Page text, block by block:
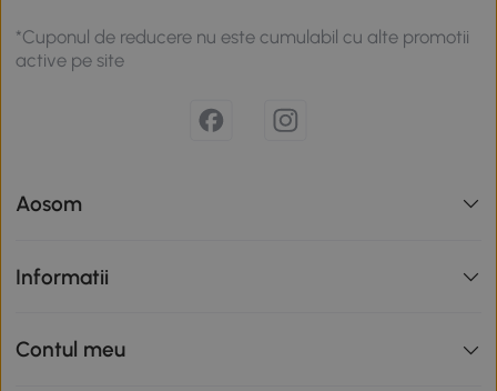
*Cuponul de reducere nu este cumulabil cu alte promotii
active pe site
Aosom
Informatii
Contul meu